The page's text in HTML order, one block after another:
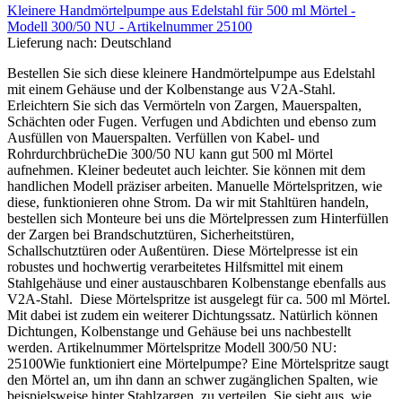
Kleinere Handmörtelpumpe aus Edelstahl für 500 ml Mörtel -
Modell 300/50 NU - Artikelnummer 25100
Lieferung nach: Deutschland
Bestellen Sie sich diese kleinere Handmörtelpumpe aus Edelstahl
mit einem Gehäuse und der Kolbenstange aus V2A-Stahl.
Erleichtern Sie sich das Vermörteln von Zargen, Mauerspalten,
Schächten oder Fugen. Verfugen und Abdichten und ebenso zum
Ausfüllen von Mauerspalten. Verfüllen von Kabel- und
RohrdurchbrücheDie 300/50 NU kann gut 500 ml Mörtel
aufnehmen. Kleiner bedeutet auch leichter. Sie können mit dem
handlichen Modell präziser arbeiten. Manuelle Mörtelspritzen, wie
diese, funktionieren ohne Strom. Da wir mit Stahltüren handeln,
bestellen sich Monteure bei uns die Mörtelpressen zum Hinterfüllen
der Zargen bei Brandschutztüren, Sicherheitstüren,
Schallschutztüren oder Außentüren. Diese Mörtelpresse ist ein
robustes und hochwertig verarbeitetes Hilfsmittel mit einem
Stahlgehäuse und einer austauschbaren Kolbenstange ebenfalls aus
V2A-Stahl. Diese Mörtelspritze ist ausgelegt für ca. 500 ml Mörtel.
Mit dabei ist zudem ein weiterer Dichtungssatz. Natürlich können
Dichtungen, Kolbenstange und Gehäuse bei uns nachbestellt
werden. Artikelnummer Mörtelspritze Modell 300/50 NU:
25100Wie funktioniert eine Mörtelpumpe? Eine Mörtelspritze saugt
den Mörtel an, um ihn dann an schwer zugänglichen Spalten, wie